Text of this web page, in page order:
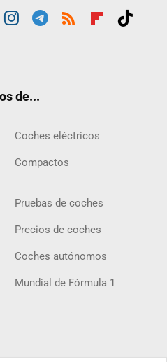
de...
Coches eléctricos
Compactos
Pruebas de coches
Precios de coches
Coches autónomos
Mundial de Fórmula 1